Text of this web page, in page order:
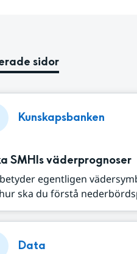
sidor
Kunskapsbanken
SMHIs väderprognoser
egentligen
ska du förstå
Data